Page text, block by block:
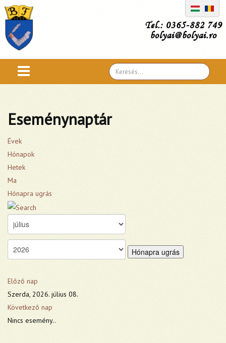
Tel.: 0365-882 749
bolyai@bolyai.ro
Search
...
Eseménynaptár
Évek
Hónapok
Hetek
Ma
Hónapra ugrás
Hónapra ugrás
Előző nap
Szerda, 2026. július 08.
Következő nap
Nincs esemény..